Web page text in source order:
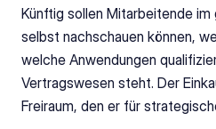
Künftig sollen Mitarbeitende
selbst nachschauen können,
welche Anwendungen
Vertragswesen steht. Der
Freiraum, den er für